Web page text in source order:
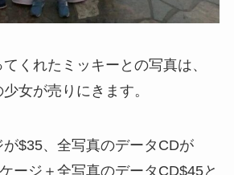
くれたミッキーとの写真は、
女が売りにきます。
$35、全写真のデータCDが
ージ＋全写真のデータCD$45と